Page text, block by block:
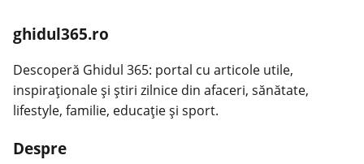
ghidul365.ro
Descoperă Ghidul 365: portal cu articole utile,
inspiraționale și știri zilnice din afaceri, sănătate,
lifestyle, familie, educație și sport.
Despre